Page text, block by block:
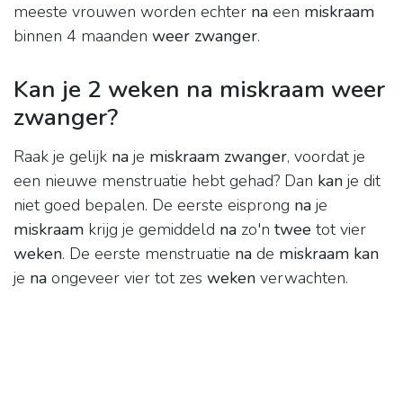
meeste vrouwen worden echter na een miskraam
binnen 4 maanden weer zwanger.
Kan je 2 weken na miskraam weer
zwanger?
Raak je gelijk na je miskraam zwanger, voordat je
een nieuwe menstruatie hebt gehad? Dan kan je dit
niet goed bepalen. De eerste eisprong na je
miskraam krijg je gemiddeld na zo'n twee tot vier
weken. De eerste menstruatie na de miskraam kan
je na ongeveer vier tot zes weken verwachten.